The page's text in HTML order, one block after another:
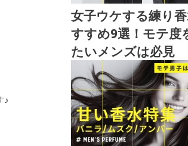
♪
女子ウケする練り
すすめ9選！モテ度
たいメンズは必見